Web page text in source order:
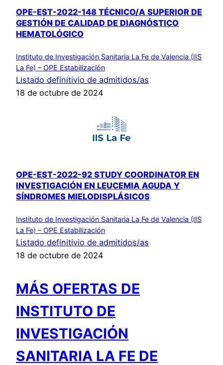
OPE-EST-2022-148 TÉCNICO/A SUPERIOR DE
GESTIÓN DE CALIDAD DE DIAGNÓSTICO
HEMATOLÓGICO
Instituto de Investigación Sanitaria La Fe de Valencia (IIS
La Fe) – OPE Estabilización
Listado definitivio de admitidos/as
18 de octubre de 2024
OPE-EST-2022-92 STUDY COORDINATOR EN
INVESTIGACIÓN EN LEUCEMIA AGUDA Y
SÍNDROMES MIELODISPLÁSICOS
Instituto de Investigación Sanitaria La Fe de Valencia (IIS
La Fe) – OPE Estabilización
Listado definitivio de admitidos/as
18 de octubre de 2024
MÁS OFERTAS DE
INSTITUTO DE
INVESTIGACIÓN
SANITARIA LA FE DE